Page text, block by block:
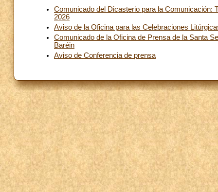
Comunicado del Dicasterio para la Comunicación:
2026
Aviso de la Oficina para las Celebraciones
Comunicado de la Oficina de Prensa de la Santa
Baréin
Aviso de Conferencia de prensa